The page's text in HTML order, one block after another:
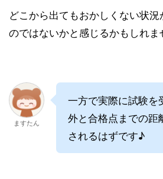
どこから出てもおかしくない状
のではないかと感じるかもしれま
ますたん
一方で実際に試験を
外と合格点までの距
されるはずです♪